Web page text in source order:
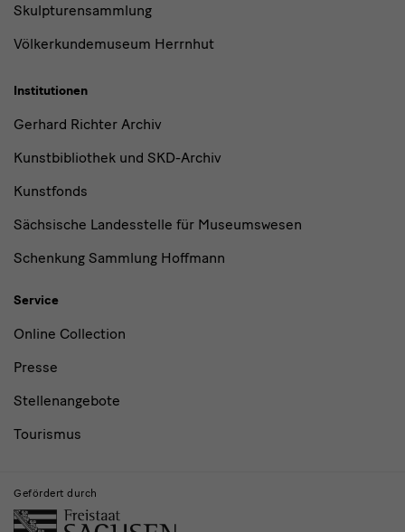
Skulpturensammlung
Völkerkundemuseum Herrnhut
Institutionen
Gerhard Richter Archiv
Kunstbibliothek und SKD-Archiv
Kunstfonds
Sächsische Landesstelle für Museumswesen
Schenkung Sammlung Hoffmann
Service
Online Collection
Presse
Stellenangebote
Tourismus
Gefördert durch